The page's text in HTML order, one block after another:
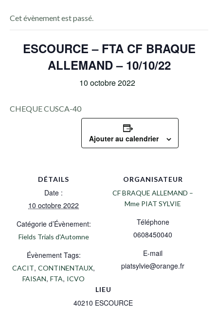
Cet évènement est passé.
ESCOURCE – FTA CF BRAQUE
ALLEMAND – 10/10/22
10 octobre 2022
CHEQUE CUSCA-40
Ajouter au calendrier
DÉTAILS
Date :
10 octobre 2022
Catégorie d’Évènement:
Fields Trials d'Automne
Évènement Tags:
CACIT, CONTINENTAUX,
FAISAN, FTA, ICVO
LIEU
40210 ESCOURCE
ORGANISATEUR
CF BRAQUE ALLEMAND –
Mme PIAT SYLVIE
Téléphone
0608450040
E-mail
piatsylvie@orange.fr